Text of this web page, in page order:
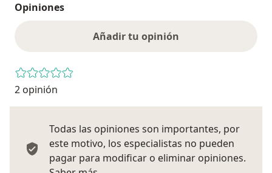
Opiniones
Añadir tu opinión
2 opinión
Todas las opiniones son importantes, por
este motivo, los especialistas no pueden
pagar para modificar o eliminar opiniones.